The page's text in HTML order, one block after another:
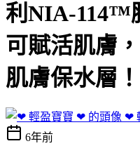
利NIA-114™
可賦活肌膚
肌膚保水層！
❤
6年前